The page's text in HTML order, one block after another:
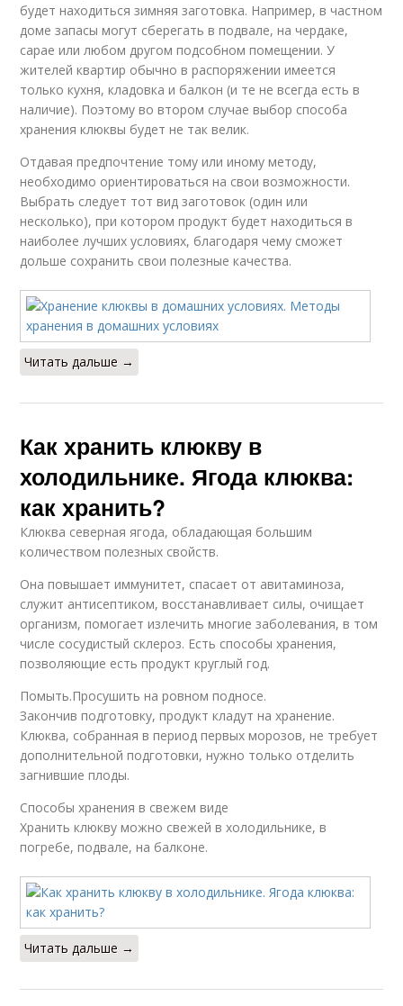
будет находиться зимняя заготовка. Например, в частном
доме запасы могут сберегать в подвале, на чердаке,
сарае или любом другом подсобном помещении. У
жителей квартир обычно в распоряжении имеется
только кухня, кладовка и балкон (и те не всегда есть в
наличие). Поэтому во втором случае выбор способа
хранения клюквы будет не так велик.
Отдавая предпочтение тому или иному методу,
необходимо ориентироваться на свои возможности.
Выбрать следует тот вид заготовок (один или
несколько), при котором продукт будет находиться в
наиболее лучших условиях, благодаря чему сможет
дольше сохранить свои полезные качества.
Читать дальше →
Как хранить клюкву в
холодильнике. Ягода клюква:
как хранить?
Клюква северная ягода, обладающая большим
количеством полезных свойств.
Она повышает иммунитет, спасает от авитаминоза,
служит антисептиком, восстанавливает силы, очищает
организм, помогает излечить многие заболевания, в том
числе сосудистый склероз. Есть способы хранения,
позволяющие есть продукт круглый год.
Помыть.Просушить на ровном подносе.
Закончив подготовку, продукт кладут на хранение.
Клюква, собранная в период первых морозов, не требует
дополнительной подготовки, нужно только отделить
загнившие плоды.
Способы хранения в свежем виде
Хранить клюкву можно свежей в холодильнике, в
погребе, подвале, на балконе.
Читать дальше →